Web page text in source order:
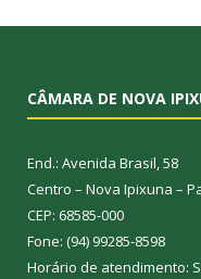
CÂMARA DE NOVA
End.: Avenida Brasil, 58
Centro – Nova Ipixuna –
CEP: 68585-000
Fone: (94) 99285-8598
Horário de atendimento: